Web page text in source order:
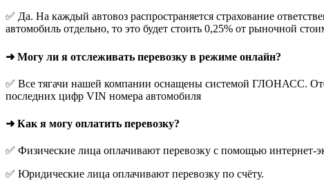
✅ Да. На каждый автовоз распространяется страхование
автомобиль отдельно, то это будет стоить 0,25% от рыночной
➜ Могу ли я отслеживать перевозку в режиме онлайн?
✅ Все тягачи нашей компании оснащены системой ГЛОНАСС.
последних цифр VIN номера автомобиля
➜ Как я могу оплатить перевозку?
✅ Физические лица оплачивают перевозку с помощью интернет-
✅ Юридические лица оплачивают перевозку по счёту.